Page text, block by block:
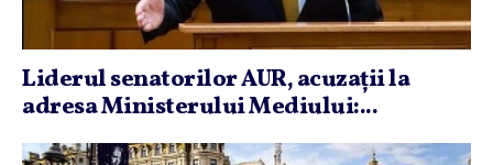
Liderul senatorilor AUR, acuzaţii la
adresa Ministerului Mediului:...